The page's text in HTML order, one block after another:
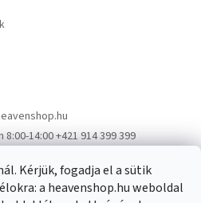
Kérjük, fogadja el a sütik
a heavenshop.hu weboldal
14:00 +421 914 399 399